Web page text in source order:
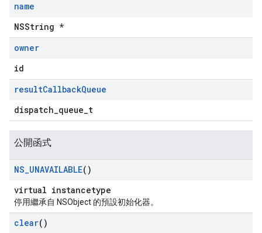
name
NSString *
owner
id
resultCallbackQueue
dispatch_queue_t
公開函式
NS_UNAVAILABLE()
virtual instancetype
停用繼承自 NSObject 的預設初始化器。
clear()